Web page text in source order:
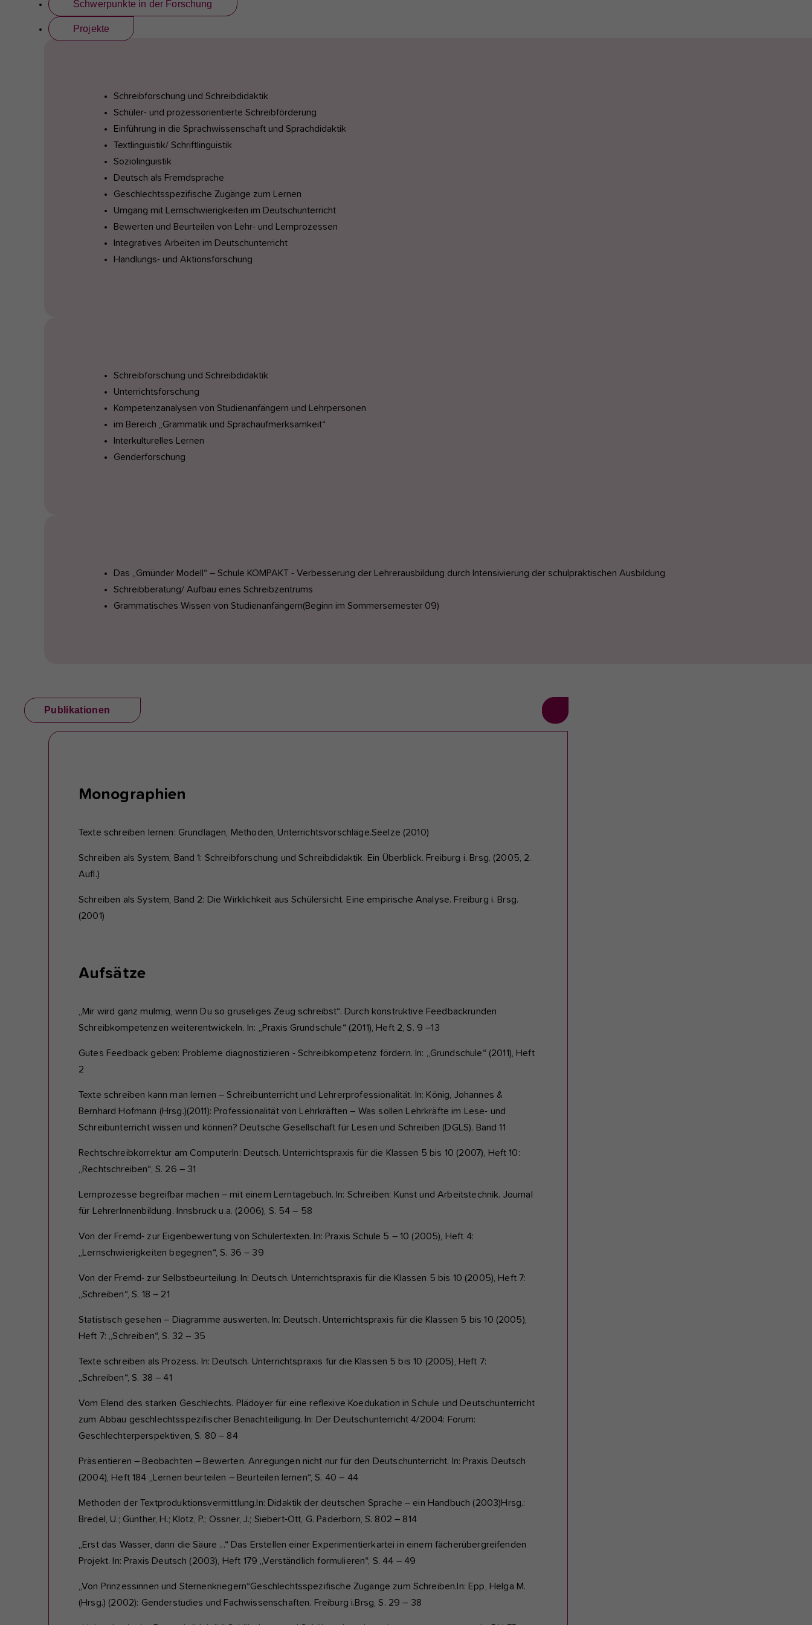
Schwerpunkte in der Forschung
Projekte
Schreibforschung und Schreibdidaktik
Schüler- und prozessorientierte Schreibförderung
Einführung in die Sprachwissenschaft und Sprachdidaktik
Textlinguistik/ Schriftlinguistik
Soziolinguistik
Deutsch als Fremdsprache
Geschlechtsspezifische Zugänge zum Lernen
Umgang mit Lernschwierigkeiten im Deutschunterricht
Bewerten und Beurteilen von Lehr- und Lernprozessen
Integratives Arbeiten im Deutschunterricht
Handlungs- und Aktionsforschung
Schreibforschung und Schreibdidaktik
Unterrichtsforschung
Kompetenzanalysen von Studienanfängern und Lehrpersonen
im Bereich „Grammatik und Sprachaufmerksamkeit“
Interkulturelles Lernen
Genderforschung
Das „Gmünder Modell“ – Schule KOMPAKT - Verbesserung der Lehrerausbildung durch Intensivierung der schulpraktischen Ausbildung
Schreibberatung/ Aufbau eines Schreibzentrums
Grammatisches Wissen von Studienanfängern(Beginn im Sommersemester 09)
Publikationen
Monographien
Texte schreiben lernen: Grundlagen, Methoden, Unterrichtsvorschläge.Seelze (2010)
Schreiben als System, Band 1: Schreibforschung und Schreibdidaktik. Ein Überblick. Freiburg i. Brsg. (2005, 2.
Aufl.)
Schreiben als System, Band 2: Die Wirklichkeit aus Schülersicht. Eine empirische Analyse. Freiburg i. Brsg.
(2001)
Aufsätze
„Mir wird ganz mulmig, wenn Du so gruseliges Zeug schreibst“. Durch konstruktive Feedbackrunden
Schreibkompetenzen weiterentwickeln. In: „Praxis Grundschule“ (2011), Heft 2, S. 9 –13
Gutes Feedback geben: Probleme diagnostizieren - Schreibkompetenz fördern. In: „Grundschule“ (2011), Heft
2
Texte schreiben kann man lernen – Schreibunterricht und Lehrerprofessionalität. In: König, Johannes &
Bernhard Hofmann (Hrsg.)(2011): Professionalität von Lehrkräften – Was sollen Lehrkräfte im Lese- und
Schreibunterricht wissen und können? Deutsche Gesellschaft für Lesen und Schreiben (DGLS). Band 11
Rechtschreibkorrektur am ComputerIn: Deutsch. Unterrichtspraxis für die Klassen 5 bis 10 (2007), Heft 10:
„Rechtschreiben“, S. 26 – 31
Lernprozesse begreifbar machen – mit einem Lerntagebuch. In: Schreiben: Kunst und Arbeitstechnik. Journal
für LehrerInnenbildung. Innsbruck u.a. (2006), S. 54 – 58
Von der Fremd- zur Eigenbewertung von Schülertexten. In: Praxis Schule 5 – 10 (2005), Heft 4:
„Lernschwierigkeiten begegnen“, S. 36 – 39
Von der Fremd- zur Selbstbeurteilung. In: Deutsch. Unterrichtspraxis für die Klassen 5 bis 10 (2005), Heft 7:
„Schreiben“, S. 18 – 21
Statistisch gesehen – Diagramme auswerten. In: Deutsch. Unterrichtspraxis für die Klassen 5 bis 10 (2005),
Heft 7: „Schreiben“, S. 32 – 35
Texte schreiben als Prozess. In: Deutsch. Unterrichtspraxis für die Klassen 5 bis 10 (2005), Heft 7:
„Schreiben“, S. 38 – 41
Vom Elend des starken Geschlechts. Plädoyer für eine reflexive Koedukation in Schule und Deutschunterricht
zum Abbau geschlechtsspezifischer Benachteiligung. In: Der Deutschunterricht 4/2004: Forum:
Geschlechterperspektiven, S. 80 – 84
Präsentieren – Beobachten – Bewerten. Anregungen nicht nur für den Deutschunterricht. In: Praxis Deutsch
(2004), Heft 184 „Lernen beurteilen – Beurteilen lernen“, S. 40 – 44
Methoden der Textproduktionsvermittlung.In: Didaktik der deutschen Sprache – ein Handbuch (2003)Hrsg.:
Bredel, U.; Günther, H.; Klotz, P.; Ossner, J.; Siebert-Ott, G. Paderborn, S. 802 – 814
„Erst das Wasser, dann die Säure ...“ Das Erstellen einer Experimentierkartei in einem fächerübergreifenden
Projekt. In: Praxis Deutsch (2003), Heft 179 „Verständlich formulieren“, S. 44 – 49
„Von Prinzessinnen und Sternenkriegern“Geschlechtsspezifische Zugänge zum Schreiben.In: Epp, Helga M.
(Hrsg.) (2002): Genderstudies und Fachwissenschaften. Freiburg i.Brsg, S. 29 – 38